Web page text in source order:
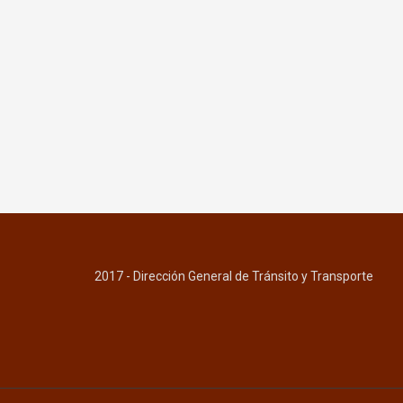
2017 - Dirección General de Tránsito y Transporte